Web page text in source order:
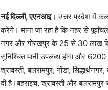
नई दिल्ली, एएनआइ। उत्तर प्रदेश में कल
करेंगे। माना जा रहा है कि नहर से
नगर और गोरखपुर के 25 से 30 लाख
सुनिश्चित पानी उपलब्ध होगा और
श्रावस्ती, बलरामपुर, गोंडा,
दी है।बहराइच, श्रावस्ती और